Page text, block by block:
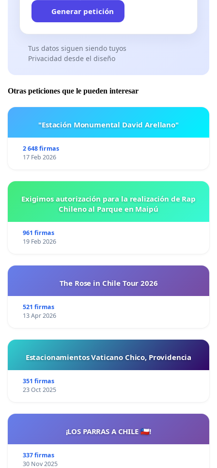
Generar petición
Tus datos siguen siendo tuyos
Privacidad desde el diseño
Otras peticiones que le pueden interesar
"Estación Monumental David Arellano"
2 648 firmas
17 Feb 2026
Exigimos autorización para la realización de Rap
Chileno al Parque en Maipú
961 firmas
19 Feb 2026
The Rose in Chile Tour 2026
521 firmas
13 Apr 2026
Estacionamientos Vaticano Chico, Providencia
351 firmas
23 Oct 2025
¡LOS PARRAS A CHILE 🇨🇱!
337 firmas
30 Nov 2025